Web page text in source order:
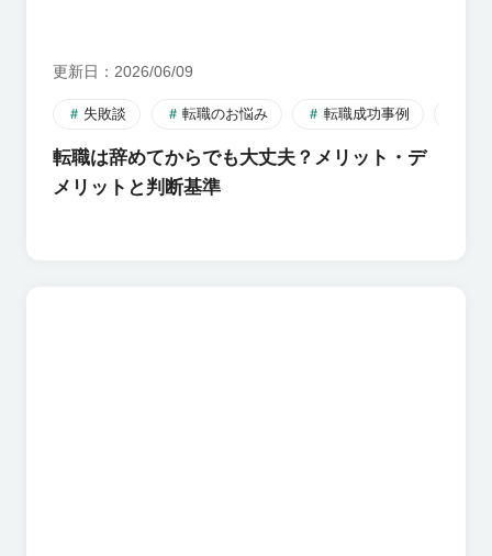
更新日 2026/06/09
失敗談 転職のお悩み 転職成功事例
転職は辞めてからでも大丈夫？メリット・デ
メリットと判断基準